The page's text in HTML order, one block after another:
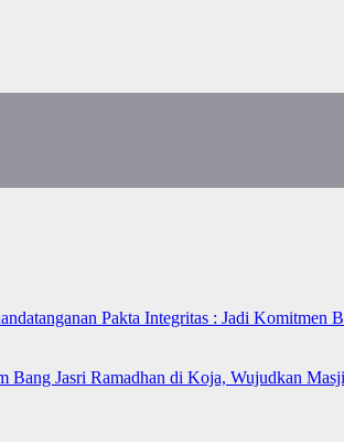
Pakta Integritas : Jadi Komitmen
Bang Jasri Ramadhan di Koja, Wujudkan